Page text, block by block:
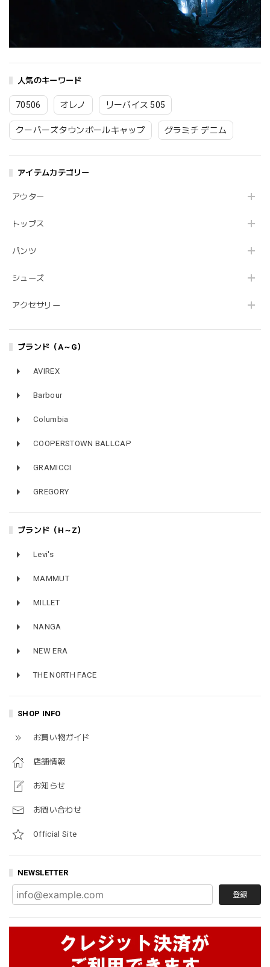
人気のキーワード
70506 オレノ リーバイス 505
クーパーズタウンボールキャップ グラミチ デニム
アイテムカテゴリー
アウター
トップス
パンツ
シューズ
アクセサリー
ブランド（A～G）
AVIREX
Barbour
Columbia
COOPERSTOWN BALLCAP
GRAMICCI
GREGORY
ブランド（H～Z）
Levi's
MAMMUT
MILLET
NANGA
NEW ERA
THE NORTH FACE
SHOP INFO
お買い物ガイド
店舗情報
お知らせ
お問い合わせ
Official Site
NEWSLETTER
登録